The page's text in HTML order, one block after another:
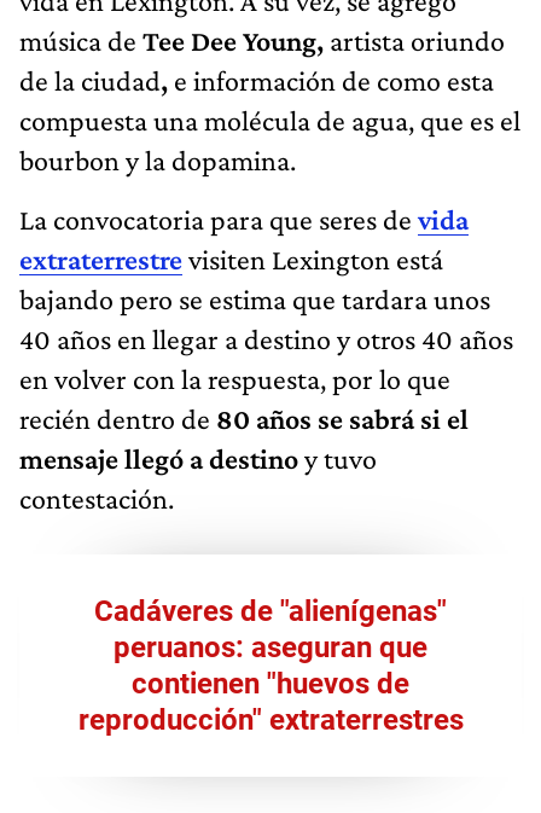
música de Tee Dee Young, artista oriundo
de la ciudad, e información de como esta
compuesta una molécula de agua, que es el
bourbon y la dopamina.
La convocatoria para que seres de vida
extraterrestrevisiten Lexington está
bajando pero se estima que tardara unos
40 años en llegar a destino y otros 40 años
en volver con la respuesta, por lo que
recién dentro de 80 años se sabrá si el
mensaje llegó a destinoy tuvo
contestación.
Cadáveres de "alienígenas"
peruanos: aseguran que
contienen "huevos de
reproducción" extraterrestres